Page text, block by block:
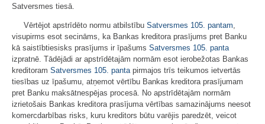
Satversmes tiesā.
Vērtējot apstrīdēto normu atbilstību Satversmes 105. pantam
visupirms esot secināms, ka Bankas kreditora prasījums pret Banku
kā saistībtiesisks prasījums ir īpašums Satversmes 105. panta
izpratnē. Tādējādi ar apstrīdētajām normām esot ierobežotas Bankas
kreditoram Satversmes 105. panta pirmajos trīs teikumos ietvertās
tiesības uz īpašumu, atņemot vērtību Bankas kreditora prasījumam
pret Banku maksātnespējas procesā. No apstrīdētajām normām
izrietošais Bankas kreditora prasījuma vērtības samazinājums neesot
komercdarbības risks, kuru kreditors būtu varējis paredzēt, veicot